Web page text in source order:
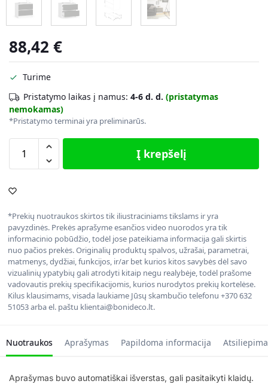
88,42 €
Turime
Pristatymo laikas į namus: 4-6 d. d. (pristatymas
nemokamas)
*Pristatymo terminai yra preliminarūs.
Į krepšelį
*Prekių nuotraukos skirtos tik iliustraciniams tikslams ir yra
pavyzdinės. Prekės aprašyme esančios video nuorodos yra tik
informacinio pobūdžio, todėl jose pateikiama informacija gali skirtis
nuo pačios prekės. Originalių produktų spalvos, užrašai, parametrai,
matmenys, dydžiai, funkcijos, ir/ar bet kurios kitos savybės dėl savo
vizualinių ypatybių gali atrodyti kitaip negu realybėje, todėl prašome
vadovautis prekių specifikacijomis, kurios nurodytos prekių kortelėse.
Kilus klausimams, visada laukiame Jūsų skambučio telefonu +370 632
51053 arba el. paštu klientai@bonideco.lt.
Nuotraukos Aprašymas Papildoma informacija
Aprašymas buvo automatiškai išverstas, gali pasitaikyti klaidų.